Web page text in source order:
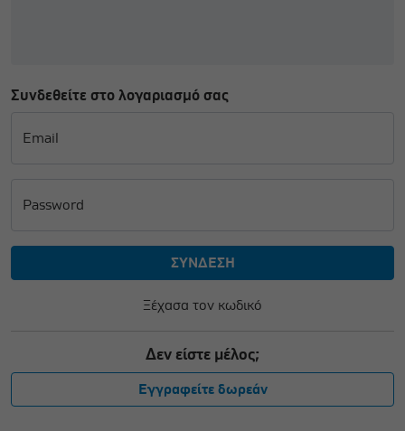
Συνδεθείτε στο λογαριασμό σας
Email
Password
Ξέχασα τον κωδικό
Δεν είστε μέλος;
Εγγραφείτε δωρεάν